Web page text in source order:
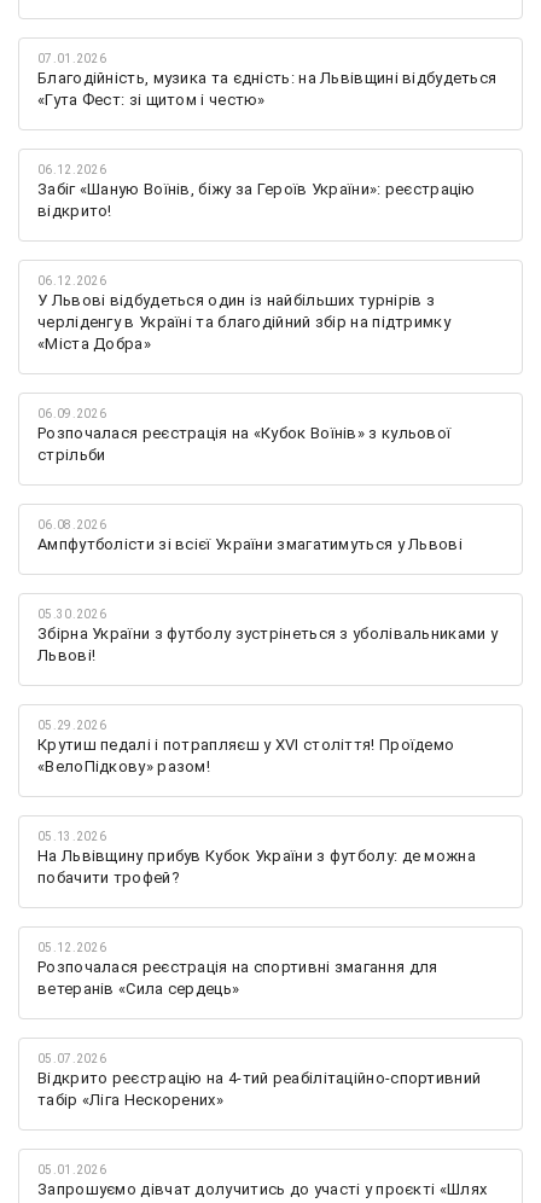
07.01.2026
Благодійність, музика та єдність: на Львівщині відбудеться
«Гута Фест: зі щитом і честю»
06.12.2026
Забіг «Шаную Воїнів, біжу за Героїв України»: реєстрацію
відкрито!
06.12.2026
У Львові відбудеться один із найбільших турнірів з
черліденгу в Україні та благодійний збір на підтримку
«Міста Добра»
06.09.2026
Розпочалася реєстрація на «Кубок Воїнів» з кульової
стрільби
06.08.2026
Ампфутболісти зі всієї України змагатимуться у Львові
05.30.2026
Збірна України з футболу зустрінеться з уболівальниками у
Львові!
05.29.2026
Крутиш педалі і потрапляєш у XVI століття! Проїдемо
«ВелоПідкову» разом!
05.13.2026
На Львівщину прибув Кубок України з футболу: де можна
побачити трофей?
05.12.2026
Розпочалася реєстрація на спортивні змагання для
ветеранів «Сила сердець»
05.07.2026
Відкрито реєстрацію на 4-тий реабілітаційно-спортивний
табір «Ліга Нескорених»
05.01.2026
Запрошуємо дівчат долучитись до участі у проєкті «Шлях